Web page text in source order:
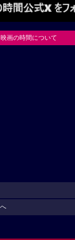
映画の時間について